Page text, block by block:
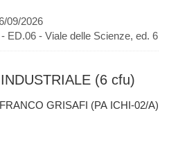
09/2026
ED.06 - Viale delle Scienze, ed. 6
(6 cfu)
GRISAFI (PA ICHI-02/A)